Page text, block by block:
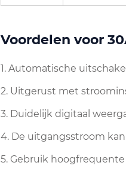
Voordelen voor
1. Automatische
2. Uitgerust met
3. Duidelijk digitaal
4. De uitgangsstroom
5. Gebruik